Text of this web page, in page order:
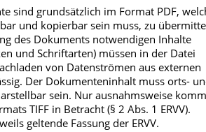
sind grundsätzlich im Format PDF,
und kopierbar sein muss, zu
des Dokuments notwendigen Inhalte
und Schriftarten) müssen in der Datei
von Datenströmen aus externen
Der Dokumenteninhalt muss orts-
sein. Nur ausnahmsweise
TIFF in Betracht (§ 2 Abs. 1 ERVV).
geltende Fassung der ERVV.